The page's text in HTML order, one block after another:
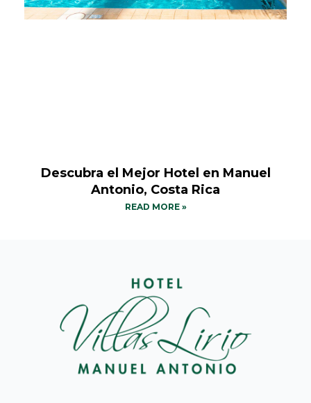
Descubra el Mejor Hotel en Manuel
Antonio, Costa Rica
READ MORE »